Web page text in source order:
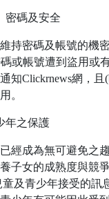
密碼及安全
持密碼及帳號的機
或帳號遭到盜用或
知Clickrnews網，且
。
年之保護
經成為無可避免之
子女的成熟度與競
及青少年接受的訊